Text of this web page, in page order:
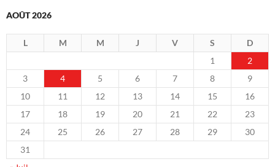
AOÛT 2026
L M M J V S
D
1
2
3
4 5 6 7 8
9
10
11 12 13 14 15
16
17
18 19 20 21 22
23
24
25 26 27 28 29
30
31